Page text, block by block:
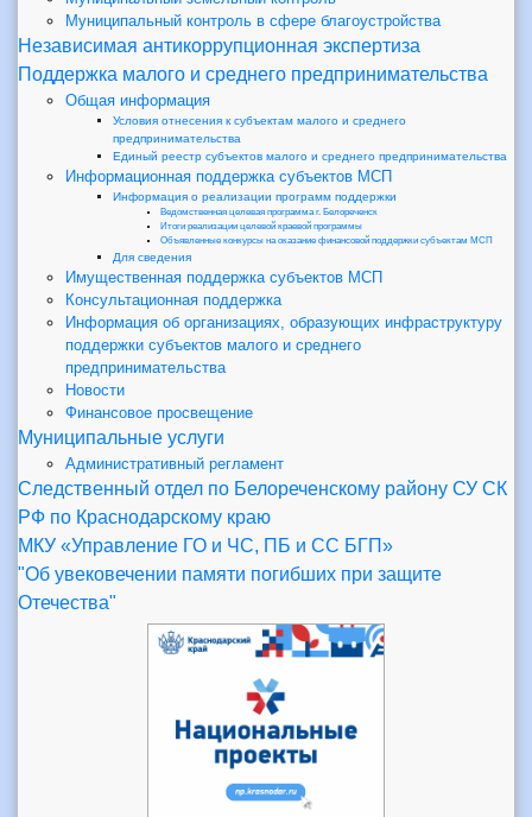
Муниципальный контроль в сфере благоустройства
Независимая антикоррупционная экспертиза
Поддержка малого и среднего предпринимательства
Общая информация
Условия отнесения к субъектам малого и среднего
предпринимательства
Единый реестр субъектов малого и среднего предпринимательства
Информационная поддержка субъектов МСП
Информация о реализации программ поддержки
Ведомственная целевая программа г. Белореченск
Итоги реализации целевой краевой программы
Объявленные конкурсы на оказание финансовой поддержки субъектам МСП
Для сведения
Имущественная поддержка субъектов МСП
Консультационная поддержка
Информация об организациях, образующих инфраструктуру
поддержки субъектов малого и среднего
предпринимательства
Новости
Финансовое просвещение
Муниципальные услуги
Административный регламент
Следственный отдел по Белореченскому району СУ СК
РФ по Краснодарскому краю
МКУ «Управление ГО и ЧС, ПБ и СС БГП»
"Об увековечении памяти погибших при защите
Отечества"